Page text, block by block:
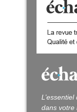
dans votre